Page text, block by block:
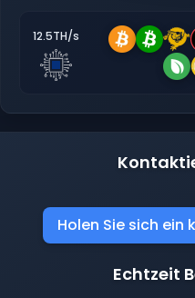
12.5TH/s
Holen Sie sich
Echtzeit